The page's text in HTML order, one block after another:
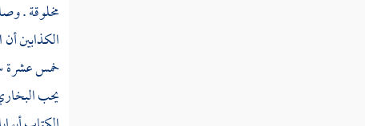
مخلوقة .
الكذابين أن
خمس عشرة
يحب